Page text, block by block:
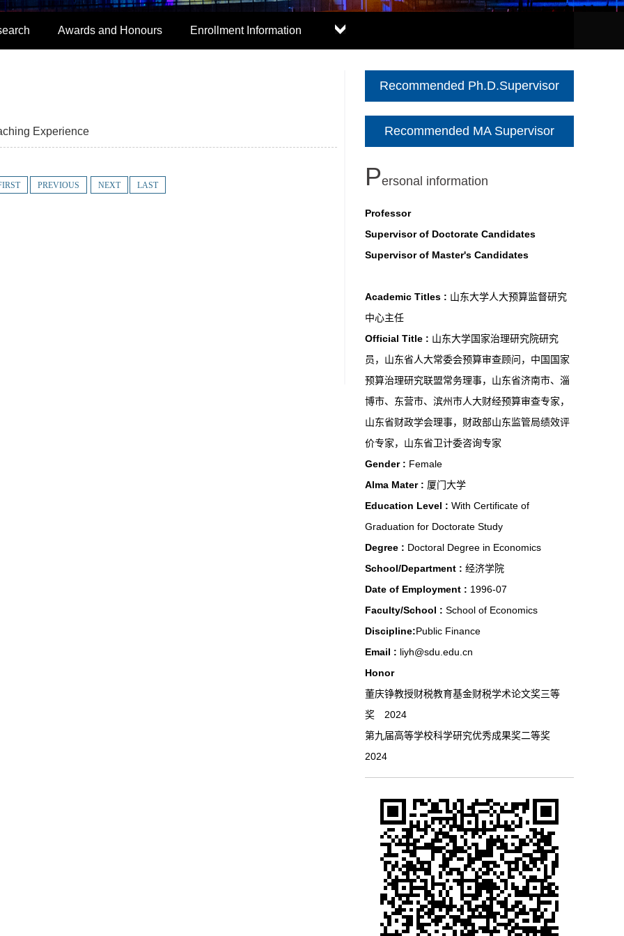
Awards and Honours Enrollment Information
Experience
PREVIOUS NEXT LAST
Recommended Ph.D.Supervisor
Recommended MA Supervisor
Personal information
Professor
Supervisor of Doctorate Candidates
Supervisor of Master's Candidates
Academic Titles : 山东大学人大预算监督研究
中心主任
Official Title : 山东大学国家治理研究院研究
员，山东省人大常委会预算审查顾问，中国国家
预算治理研究联盟常务理事，山东省济南市、淄
博市、东营市、滨州市人大财经预算审查专家，
山东省财政学会理事，财政部山东监管局绩效评
价专家，山东省卫计委咨询专家
Gender : Female
Alma Mater : 厦门大学
Education Level : With Certificate of
Graduation for Doctorate Study
Degree : Doctoral Degree in Economics
School/Department : 经济学院
Date of Employment : 1996-07
Faculty/School : School of Economics
Discipline:Public Finance
Email : liyh@sdu.edu.cn
Honor
董庆铮教授财税教育基金财税学术论文奖三等
奖 2024
第九届高等学校科学研究优秀成果奖二等奖
2024